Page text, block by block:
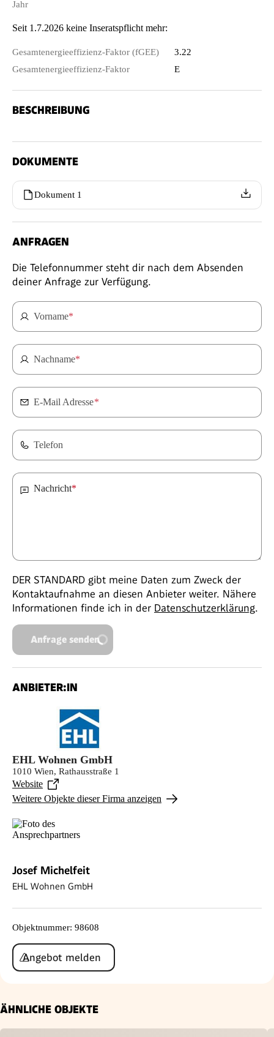
Jahr
Seit 1.7.2026 keine Inseratspflicht mehr:
Gesamtenergieeffizienz-Faktor (fGEE)
3.22
Gesamtenergieeffizienz-Faktor
E
BESCHREIBUNG
DOKUMENTE
Dokument 1
ANFRAGEN
Die Telefonnummer steht dir nach dem Absenden
deiner Anfrage zur Verfügung.
Vorname*
Nachname*
E-Mail Adresse*
Telefon
Nachricht*
DER STANDARD gibt meine Daten zum Zweck der
Kontaktaufnahme an diesen Anbieter weiter. Nähere
Informationen finde ich in der Datenschutzerklärung.
Anfrage senden
ANBIETER:IN
EHL Wohnen GmbH
1010 Wien, Rathausstraße 1
Website
Weitere Objekte dieser Firma anzeigen
Josef Michelfeit
EHL Wohnen GmbH
Objektnummer: 98608
Angebot melden
ÄHNLICHE OBJEKTE